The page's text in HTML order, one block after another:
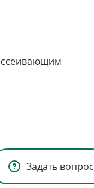
Задать вопрос